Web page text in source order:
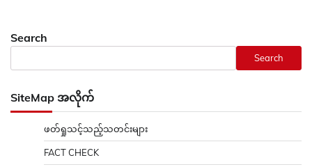
Search
Search
SiteMap အလိုက်
ဖတ်ရှုသင့်သည့်သတင်းများ
FACT CHECK